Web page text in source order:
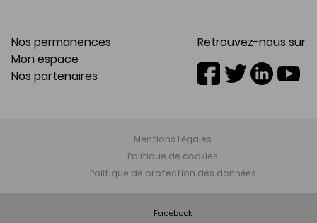
Nos permanences
Mon espace
Nos partenaires
Retrouvez-nous sur
Mentions Légales
Politique de cookies
Politique de protection des données
Facebook